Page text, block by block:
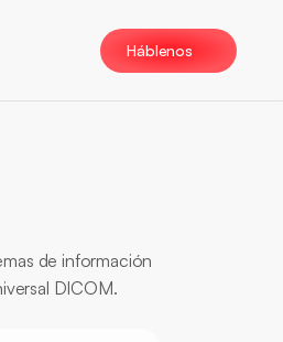
Háblenos
de información
DICOM.